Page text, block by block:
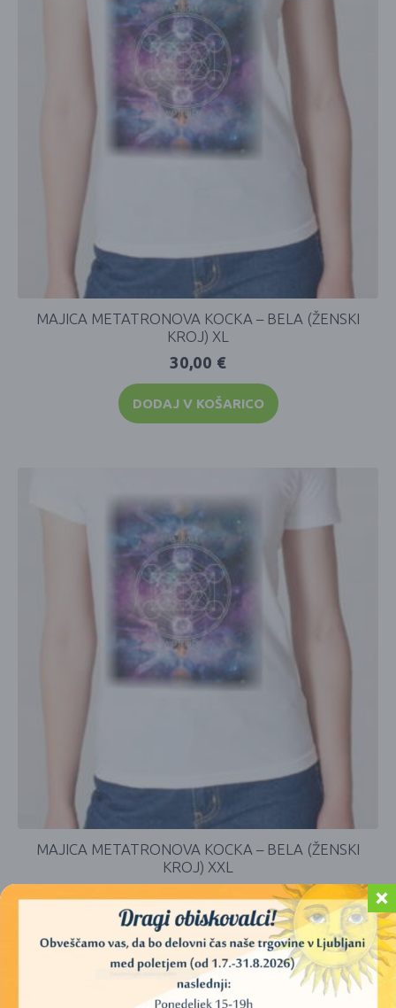
MAJICA METATRONOVA KOCKA – BELA (ŽENSKI
KROJ) XL
30,00 €
DODAJ V KOŠARICO
MAJICA METATRONOVA KOCKA – BELA (ŽENSKI
KROJ) XXL
DODAJ V KOŠARICO